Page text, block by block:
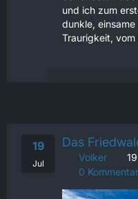
und ich zum
dunkle,
Traurigkeit, vom
19
Jul
Das
Volker
0